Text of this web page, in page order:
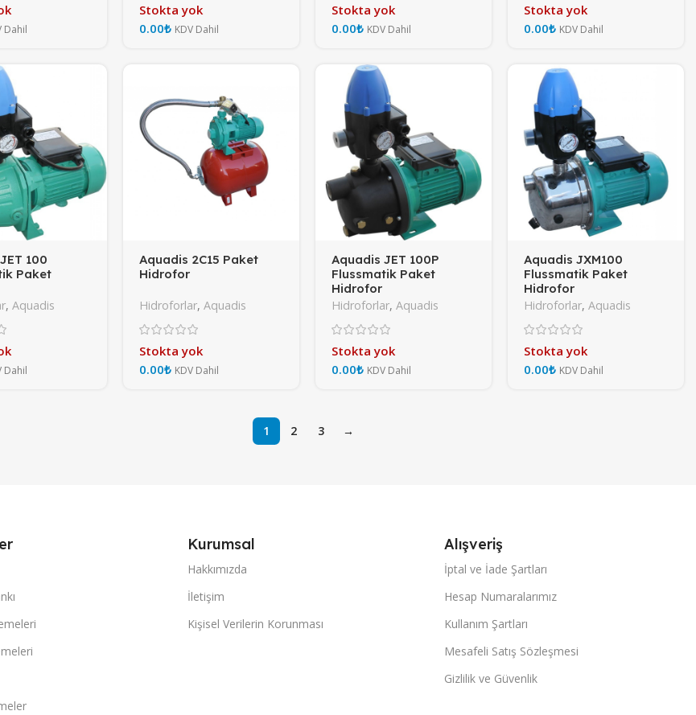
Stokta yok
₺
Stokta yok
₺
Stokta yok
₺
100
Paket
, Aquadis
Aquadis 2C15 Paket
Hidrofor
Hidroforlar,Aquadis
Stokta yok
₺
Aquadis JET 100P
Flussmatik Paket
Hidrofor
Hidroforlar,Aquadis
Stokta yok
₺
Aquadis JXM100
Flussmatik Paket
Hidrofor
Hidroforlar,Aquadis
Stokta yok
₺
1 2 3 →
Kurumsal
Hakkımızda
İletişim
Kişisel Verilerin Korunması
Alışveriş
İptal ve İade Şartları
Hesap Numaralarımız
Kullanım Şartları
Mesafeli Satış Sözleşmesi
Gizlilik ve Güvenlik